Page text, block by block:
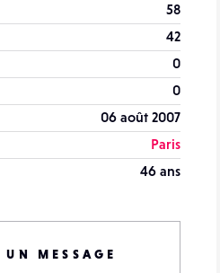
58
42
0
0
06 août 2007
Paris
46 ans
UN MESSAGE